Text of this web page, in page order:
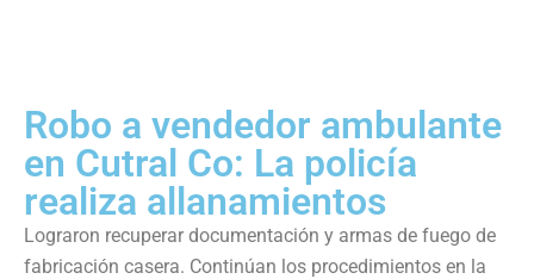
Robo a vendedor ambulante
en Cutral Co: La policía
realiza allanamientos
Lograron recuperar documentación y armas de fuego de
fabricación casera. Continúan los procedimientos en la